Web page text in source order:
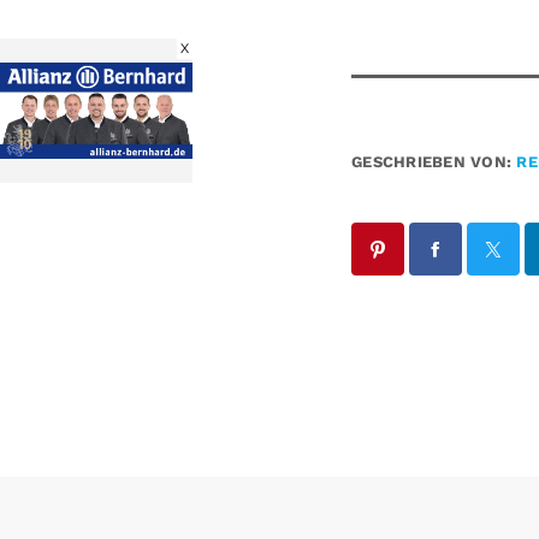
GESCHRIEBEN VON:
X